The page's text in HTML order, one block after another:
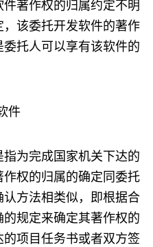
著作权的归属约定不明
该委托开发软件的著作
托人可以享有该软件的
件
为完成国家机关下达的
权的归属的确定同委托
方法相类似，即根据合
规定来确定其著作权的
项目任务书或者双方签